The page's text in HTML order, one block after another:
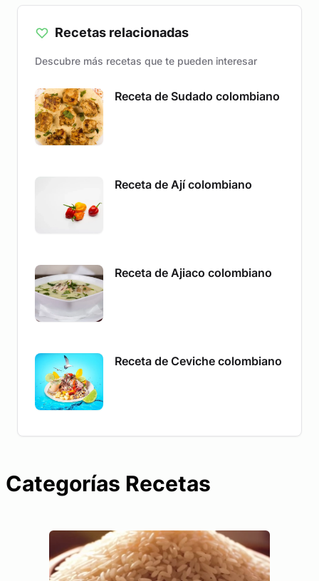
Recetas relacionadas
Descubre más recetas que te pueden interesar
Receta de Sudado colombiano
Receta de Ají colombiano
Receta de Ajiaco colombiano
Receta de Ceviche colombiano
Categorías Recetas